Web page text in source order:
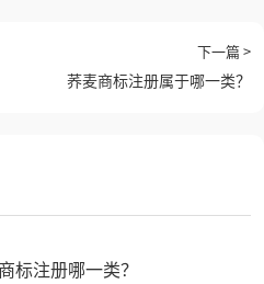
下一篇 >
荞麦商标注册属于哪一类？
标注册哪一类？